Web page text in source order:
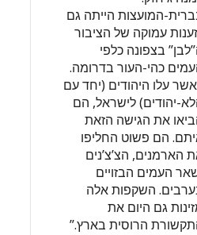
המועצות הייתה גם
עמוקה של הציבור
בצפונה כלפי
כהי-העור בדרומה.
עלו היהודים (יחד עם
יהודים) לישראל, הם
את הגישה הזאת
הם פשוט החליפו
הארמנים, הצ’צ’נים
העמים הבזויים
השקפות אלה
גם היום את
הרוסית בארץ.”